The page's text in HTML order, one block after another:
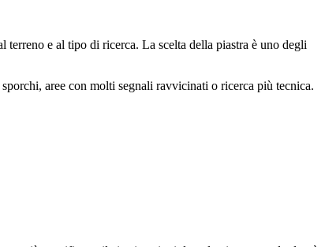
terreno e al tipo di ricerca. La scelta della piastra è uno degli
aree con molti segnali ravvicinati o ricerca più tecnica.